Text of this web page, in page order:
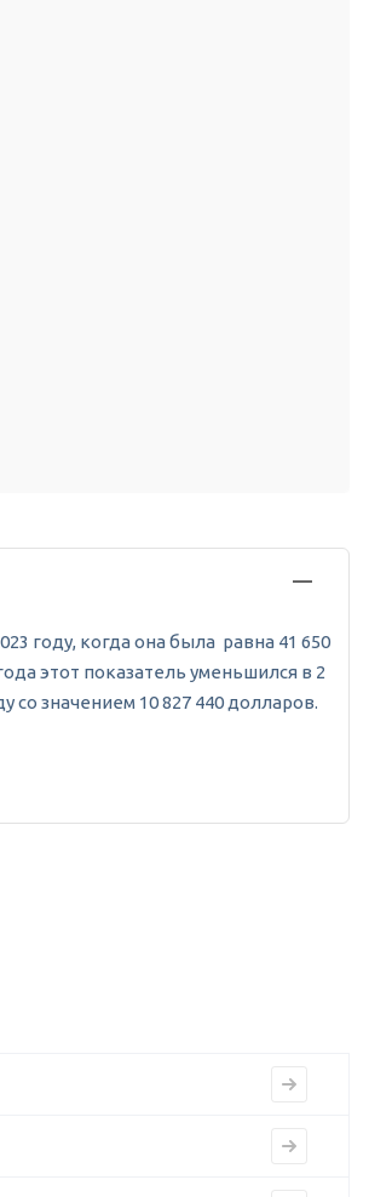
году, когда она была равна 41 650
этот показатель уменьшился в 2
со значением 10 827 440 долларов.